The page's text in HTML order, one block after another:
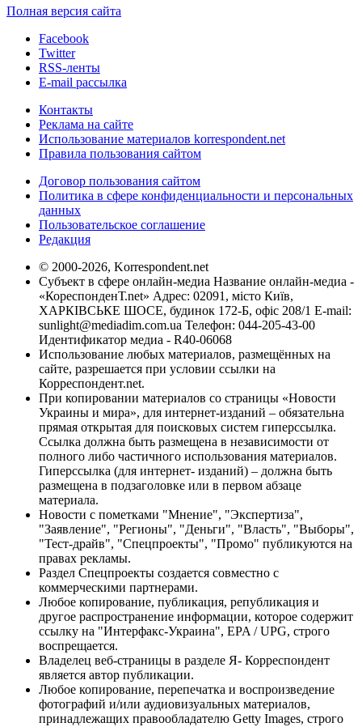
Полная версия сайта
Facebook
Twitter
RSS-ленты
E-mail рассылка
Контакты
Реклама на сайте
Использование материалов korrespondent.net
Правила пользования сайтом
Договор пользования сайтом
Политика в сфере конфиденциальности и персональных
данных
Пользовательское соглашение
Редакция
© 2000-2026, Korrespondent.net
Субъект в сфере онлайн-медиа Название онлайн-медиа -
«КореспонденТ.net» Адрес: 02091, місто Київ,
ХАРКІВСЬКЕ ШОСЕ, будинок 172-Б, офіс 208/1 E-mail:
sunlight@mediadim.com.ua Телефон: 044-205-43-00
Идентификатор медиа - R40-06068
Использование любых материалов, размещённых на
сайте, разрешается при условии ссылки на
Корреспондент.net.
При копировании материалов со страницы «Новости
Украины и мира», для интернет-изданий – обязательна
прямая открытая для поисковых систем гиперссылка.
Ссылка должна быть размещена в независимости от
полного либо частичного использования материалов.
Гиперссылка (для интернет- изданий) – должна быть
размещена в подзаголовке или в первом абзаце
материала.
Новости с пометками "Мнение", "Экспертиза",
"Заявление", "Регионы", "Деньги", "Власть", "Выборы",
"Тест-драйв", "Спецпроекты", "Промо" публикуются на
правах рекламы.
Раздел Спецпроекты создается совместно с
коммерческими партнерами.
Любое копирование, публикация, републикация и
другое распространение информации, которое содержит
ссылку на "Интерфакс-Украина", EPA / UPG, строго
воспрещается.
Владелец веб-страницы в разделе Я- Корреспондент
является автор публикации.
Любое копирование, перепечатка и воспроизведение
фотографий и/или аудиовизуальных материалов,
принадлежащих правообладателю Getty Images, строго